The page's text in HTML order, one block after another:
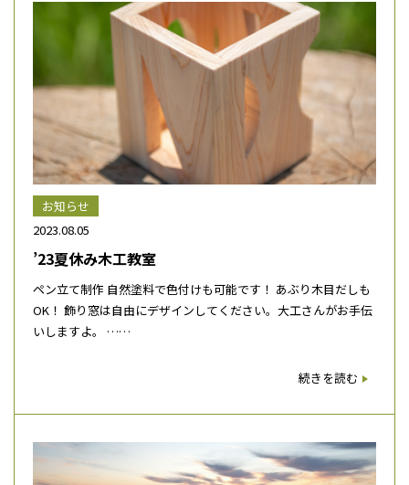
お知らせ
2023.08.05
’23夏休み木工教室
ペン立て制作 自然塗料で色付けも可能です！ あぶり木目だしも
OK！ 飾り窓は自由にデザインしてください。大工さんがお手伝
いしますよ。 ……
続きを読む